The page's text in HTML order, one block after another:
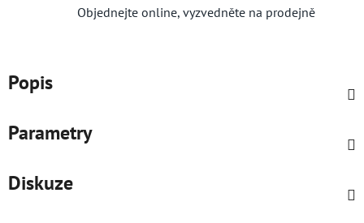
Objednejte online, vyzvedněte na prodejně
Popis
Parametry
Diskuze